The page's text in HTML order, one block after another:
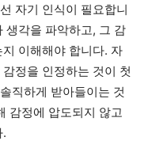
자기 인식이 필요합니
생각을 파악하고, 그 감
이해해야 합니다. 자
정을 인정하는 것이 첫
직하게 받아들이는 것
감정에 압도되지 않고